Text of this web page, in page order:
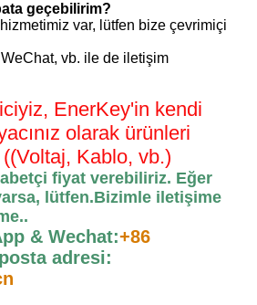
geçebilirim?
var, lütfen bize çevrimiçi
vb. ile de iletişim
EnerKey'in kendi
olarak ürünleri
Kablo, vb.)
fiyat verebiliriz. Eğer
lütfen.Bizimle iletişime
.
& Wechat:+86
adresi: